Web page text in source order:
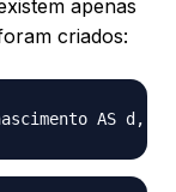
apenas
criados:
AS d,